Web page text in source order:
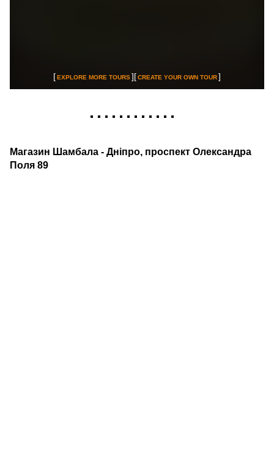
Магазин Шамбала - Дніпро, проспект Олександра
Поля 89